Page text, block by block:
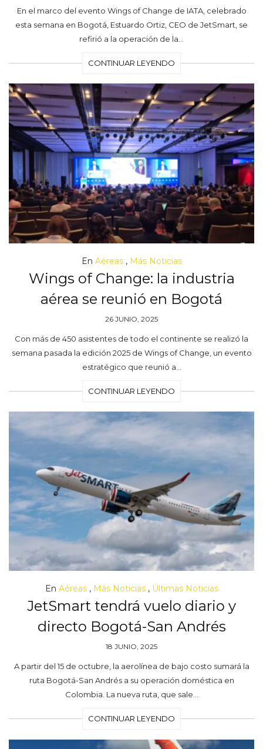
En el marco del evento Wings of Change de IATA, celebrado
esta semana en Bogotá, Estuardo Ortiz, CEO de JetSmart, se
refirió a la operación de la…
CONTINUAR LEYENDO
En Aéreas, Más Noticias
Wings of Change: la industria
aérea se reunió en Bogotá
26 JUNIO, 2025
Con más de 450 asistentes de todo el continente se realizó la
semana pasada la edición 2025 de Wings of Change, un evento
estratégico que reunió a…
CONTINUAR LEYENDO
En Aéreas, Más Noticias, Últimas Noticias
JetSmart tendrá vuelo diario y
directo Bogotá-San Andrés
18 JUNIO, 2025
A partir del 15 de octubre, la aerolínea de bajo costo sumará la
ruta Bogotá-San Andrés a su operación doméstica en
Colombia. La nueva ruta, que sale…
CONTINUAR LEYENDO